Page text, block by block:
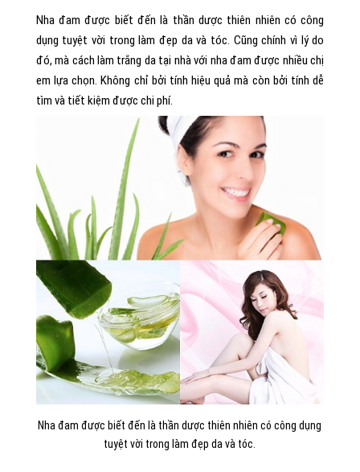
Nha đam được biết đến là thần dược thiên nhiên có công
dụng tuyệt vời trong làm đẹp da và tóc. Cũng chính vì lý do
đó, mà cách làm trắng da tại nhà với nha đam được nhiều chị
em lựa chọn. Không chỉ bởi tính hiệu quả mà còn bởi tính dễ
tìm và tiết kiệm được chi phí.
Nha đam được biết đến là thần dược thiên nhiên có công dụng
tuyệt vời trong làm đẹp da và tóc.